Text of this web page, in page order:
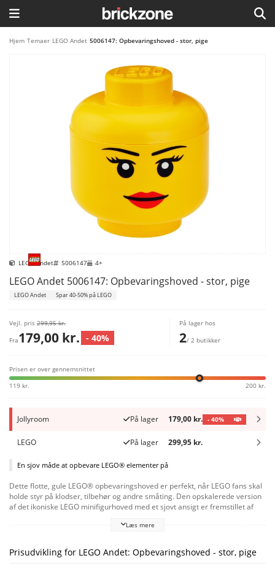
HJEM
LEGO FAVORITTER
Hjem Temaer LEGO Andet 5006147: Opbevaringshoved - stor, pige
LEGO Andet 5006147 4+
LEGO Andet 5006147: Opbevaringshoved - stor, pige
LEGO Andet Spar 40-50% på LEGO
Vejl. pris 299,95 kr.
Fra179,00 kr. - 40%
På lager hos
2/ 2 butikker
Prisen er over gennemsnittet
119 kr. 200 kr.
Jollyroom På lager 179,00 kr. - 40%
LEGO På lager 299,95 kr.
En sjov måde at opbevare LEGO® elementer på
Dette flotte, gule LEGO® opbevaringshoved er perfekt, når LEGO fans skal
holde styr på klodser, tilbehør og andre småting. Den opskalerede version
af det ikoniske LEGO minifigurhoved med et sjovt ansigt er fremstillet af
men fyldt med personlighed, og vil være en sjov tilføjelse til enhver hylde
skabe et iøjnefaldende tema.
Læs mere
Prisudvikling for LEGO Andet: Opbevaringshoved - stor, pige